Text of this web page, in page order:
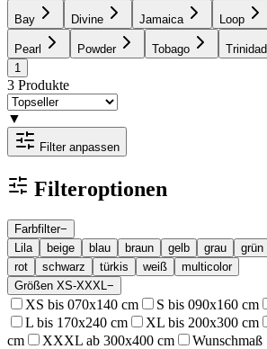
Bay Divine Jamaica Loop
Pearl Powder Tobago Trinidad
1
3 Produkte
▼
Filter anpassen
Filteroptionen
Farbfilter−
Lila
beige blau braun gelb grau grün
rot
schwarz türkis weiß
multicolor
Größen XS-XXXL −
XS bis 070x140 cm S bis 090x160 cm
L bis 170x240 cm
XL bis 200x300 cm
cm
XXXL ab 300x400 cm Wunschmaß